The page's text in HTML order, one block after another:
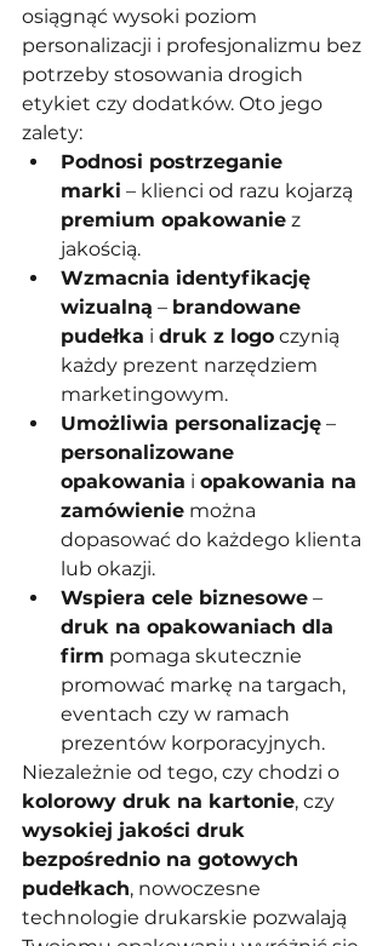
osiągnąć wysoki poziom
personalizacji i profesjonalizmu bez
potrzeby stosowania drogich
etykiet czy dodatków. Oto jego
zalety:
Podnosi postrzeganie
marki – klienci od razu kojarzą
premium opakowanie z
jakością.
Wzmacnia identyfikację
wizualną – brandowane
pudełka i druk z logo czynią
każdy prezent narzędziem
marketingowym.
Umożliwia personalizację –
personalizowane
opakowania i opakowania na
zamówienie można
dopasować do każdego klienta
lub okazji.
Wspiera cele biznesowe –
druk na opakowaniach dla
firm pomaga skutecznie
promować markę na targach,
eventach czy w ramach
prezentów korporacyjnych.
Niezależnie od tego, czy chodzi o
kolorowy druk na kartonie, czy
wysokiej jakości druk
bezpośrednio na gotowych
pudełkach, nowoczesne
technologie drukarskie pozwalają